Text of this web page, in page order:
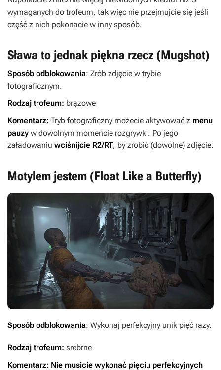
wymaganych do trofeum, tak więc nie przejmujcie się jeśli
część z nich pokonacie w inny sposób.
Sława to jednak piękna rzecz (Mugshot)
Sposób odblokowania: Zrób zdjęcie w trybie
fotograficznym.
Rodzaj trofeum: brązowe
Komentarz: Tryb fotograficzny możecie aktywować z menu
pauzy w dowolnym momencie rozgrywki. Po jego
załadowaniu wciśnijcie R2/RT, by zrobić (dowolne) zdjęcie.
Motylem jestem (Float Like a Butterfly)
Sposób odblokowania: Wykonaj perfekcyjny unik pięć razy.
Rodzaj trofeum: srebrne
Komentarz: Nie musicie wykonać pięciu perfekcyjnych